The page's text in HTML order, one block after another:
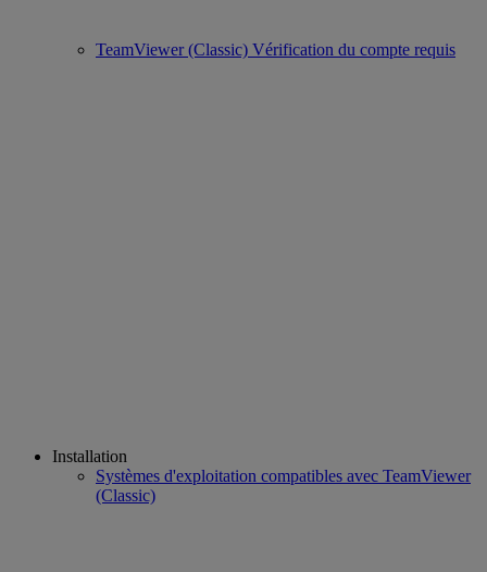
TeamViewer (Classic) Vérification du compte requis
Installation
Systèmes d'exploitation compatibles avec TeamViewer
(Classic)